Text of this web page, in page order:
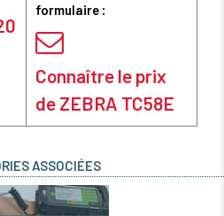
formulaire :
Connaître le prix
de ZEBRA TC58E
ASSOCIÉES